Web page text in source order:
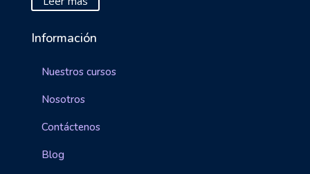
Información
Nuestros cursos
Nosotros
Contáctenos
Blog